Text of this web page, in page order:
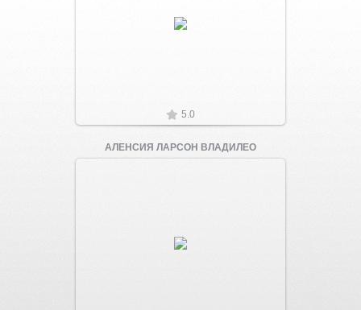
Увеличить
5.0
АЛЕНСИЯ ЛАРСОН ВЛАДИЛЕО
Увеличить